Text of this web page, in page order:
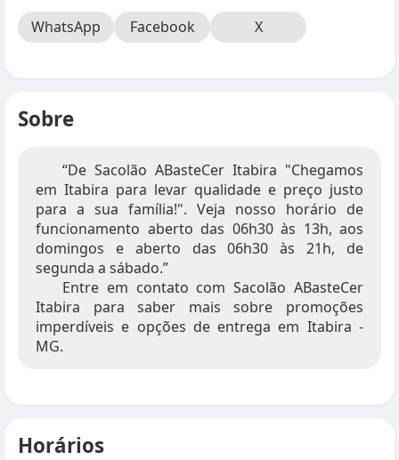
WhatsApp Facebook X
Sobre
“De Sacolão ABasteCer Itabira "Chegamos
em Itabira para levar qualidade e preço justo
para a sua família!". Veja nosso horário de
funcionamento aberto das 06h30 às 13h, aos
domingos e aberto das 06h30 às 21h, de
segunda a sábado.”
Entre em contato com Sacolão ABasteCer
Itabira para saber mais sobre promoções
imperdíveis e opções de entrega em Itabira -
MG.
Horários